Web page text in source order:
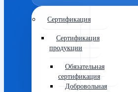
Сертификация
Сертификация
продукции
Обязательная
сертификация
Добровольная